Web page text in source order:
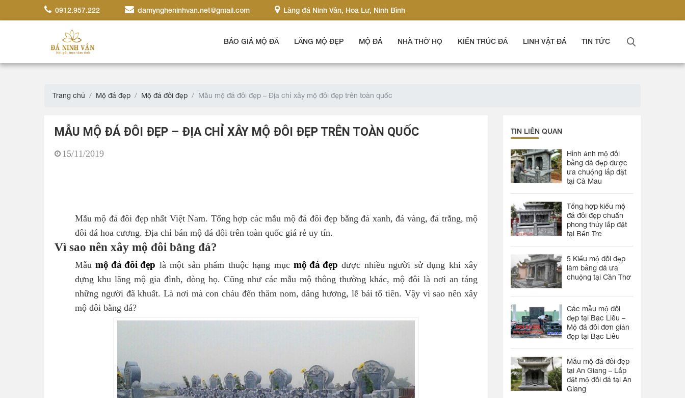
0912.957.222 damyngheninhvan.net@gmail.com Làng đá Ninh Vân, Hoa Lư, Ninh Bình
BÁO GIÁ MỘ ĐÁ LĂNG MỘ ĐẸP MỘ ĐÁ NHÀ THỜ HỌ KIẾN TRÚC ĐÁ LINH VẬT ĐÁ TIN TỨC
Trang chủ Mộ đá đẹp Mộ đá đôi đẹp Mẫu mộ đá đôi đẹp – Địa chỉ xây mộ đôi đẹp trên toàn quốc
MẪU MỘ ĐÁ ĐÔI ĐẸP – ĐỊA CHỈ XÂY MỘ ĐÔI ĐẸP TRÊN TOÀN QUỐC
15/11/2019
Mẫu mộ đá đôi đẹp nhất Việt Nam. Tổng hợp các mẫu mộ đá đôi đẹp bằng đá xanh, đá vàng, đá trắng, mộ
đôi đá hoa cương. Địa chỉ bán mộ đá đôi trên toàn quốc giá rẻ uy tín.
Vì sao nên xây mộ đôi bằng đá?
Mẫumộ đá đôi đẹp là một sản phẩm thuộc hạng mục mộ đá đẹp được nhiều người sử dụng khi xây
dựng khu lăng mộ gia đình, dòng họ. Cũng như các mẫu mộ thông thường khác, mộ đôi là nơi an táng
những người đã khuất. Là nơi mà con cháu đến thăm nom, dâng hương, lễ bái tổ tiên. Vậy vì sao nên xây
mộ đôi bằng đá?
TIN LIÊN QUAN
Hình ảnh mộ đôi
bằng đá đẹp được
ưa chuộng lắp đặt
tại Cà Mau
Tổng hợp kiểu mộ
đá đôi đẹp chuẩn
phong thủy lắp đặt
tại Bến Tre
5 Kiểu mộ đôi đẹp
làm bằng đá ưa
chuộng tại Cần Thơ
Các mẫu mộ đôi
đẹp tại Bạc Liêu –
Mộ đá đôi đơn giản
đẹp tại Bạc Liêu
Mẫu mộ đá đôi đẹp
tại An Giang – Lắp
đặt mộ đôi đá tại An
Giang